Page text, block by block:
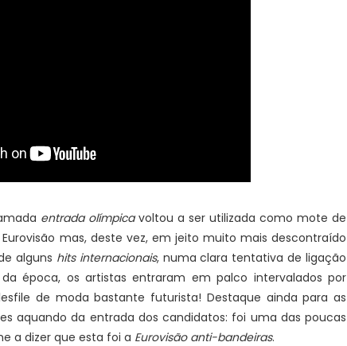
entrada olímpicavoltou a ser utilizada como mote de
mas, deste vez, em jeito muito mais descontraído
alguns hits internacionais, numa clara tentativa de ligação
época, os artistas entraram em palco intervalados por
de moda bastante futurista! Destaque ainda para as
aquando da entrada dos candidatos: foi uma das poucas
a dizer que esta foi a Eurovisão anti-bandeiras.